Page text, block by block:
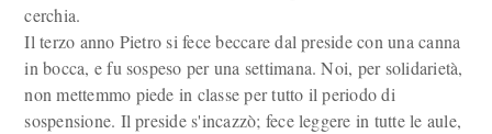
cerchia.
Il terzo anno Pietro si fece beccare dal preside con una canna
in bocca, e fu sospeso per una settimana. Noi, per solidarietà,
non mettemmo piede in classe per tutto il periodo di
sospensione. Il preside s'incazzò; fece leggere in tutte le aule,